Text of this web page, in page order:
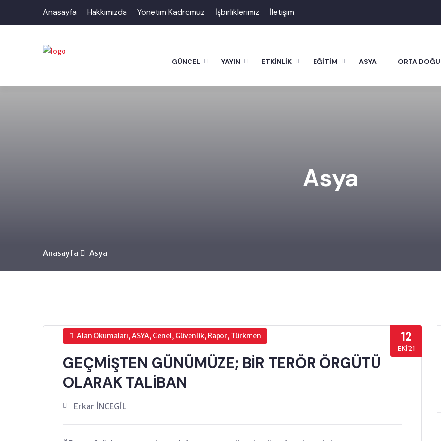
Anasayfa Hakkımızda Yönetim Kadromuz İşbirliklerimiz İletişim
GÜNCEL YAYIN ETKİNLİK EĞİTİM ASYA ORTA DOĞU
Asya
Anasayfa Asya
12
EKI’21
Alan Okumaları, ASYA, Genel, Güvenlik, Rapor, Türkmen
GEÇMİŞTEN GÜNÜMÜZE; BİR TERÖR ÖRGÜTÜ
OLARAK TALİBAN
Erkan İNCEGİL